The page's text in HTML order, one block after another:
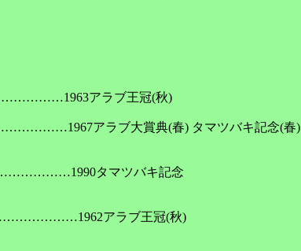
アラブ王冠(秋)
アラブ大賞典(春) タマツバキ記念(春)
タマツバキ記念
アラブ王冠(秋)